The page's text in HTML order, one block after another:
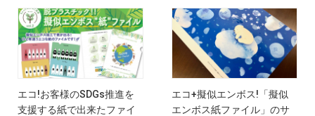
エコ!お客様のSDGs推進を
支援する紙で出来たファイ
エコ+擬似エンボス!「擬似
エンボス紙ファイル」のサ